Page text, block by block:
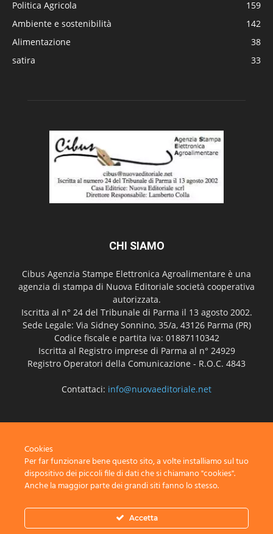
Politica Agricola
159
Ambiente e sostenibilità
142
Alimentazione
38
satira
33
CHI SIAMO
Cibus Agenzia Stampe Elettronica Agroalimentare è una
agenzia di stampa di Nuova Editoriale società cooperativa
autorizzata.
Iscritta al n° 24 del Tribunale di Parma il 13 agosto 2002.
Sede Legale: Via Sidney Sonnino, 35/a, 43126 Parma (PR)
Codice fiscale e partita iva: 01887110342
Iscritta al Registro imprese di Parma al n° 24929
Registro Operatori della Comunicazione - R.O.C. 4843
Contattaci: info@nuovaeditoriale.net
Privacy Advertisement
Cookies
Per far funzionare bene questo sito, a volte installiamo sul tuo
dispositivo dei piccoli file di dati che si chiamano "cookies".
Anche la maggior parte dei grandi siti fanno lo stesso.
Accetta